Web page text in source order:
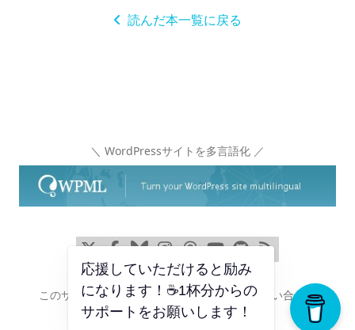
読んだ本一覧に戻る
＼ WordPressサイトを多言語化 ／
x Facebook
Bluesky
Instagram
Threads
YouTube
GitHub
RSS
このサイトについて プライバシーポリシーお問い合わせ
応援していただけると励み
になります！☕1杯分からの
サポートをお願いします！